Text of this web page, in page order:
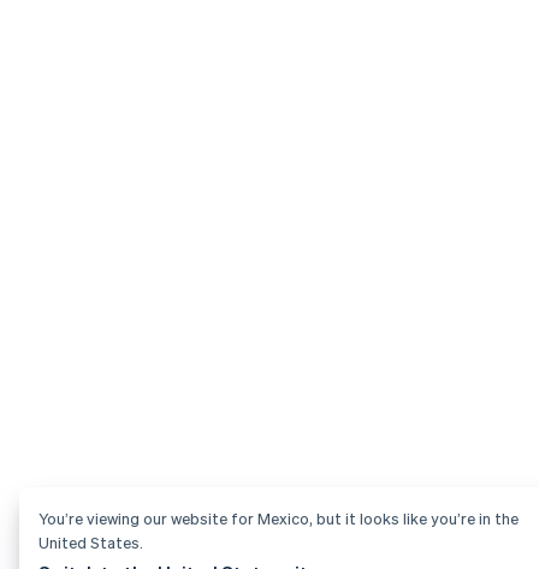
You’re viewing our website for Mexico, but it looks like you’re in the
United States.